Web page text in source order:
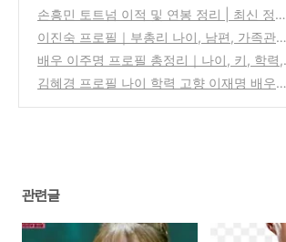
손흥민 토트넘 이적 및 연봉 정리 | 최신 정보
(5)
이진숙 프로필｜부총리 나이, 남편, 가족관계,
정치경력 총정리
(8)
배우 이주명 프로필 총정리｜나이, 키, 학력,
주요 작품까지 한눈에!
(4)
김혜경 프로필 나이 학력 고향 이재명 배우자
관련글